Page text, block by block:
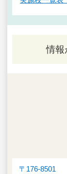
情報
〒176-8501